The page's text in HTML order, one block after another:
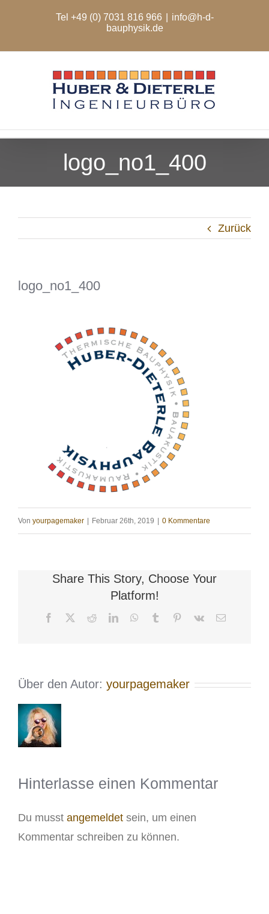
Tel +49 (0) 7031 816 966
info@h-d-
bauphysik.de
logo_no1_400
Zurück
logo_no1_400
Von yourpagemaker Februar 26th, 2019 0 Kommentare
Share This Story, Choose Your
Platform!
Facebook RedditLinkedInWhatsApp
Tumblr Pinterest
Vk
E-
Über den Autor: yourpagemaker
Hinterlasse einen Kommentar
Du musst angemeldet sein, um einen
Kommentar schreiben zu können.